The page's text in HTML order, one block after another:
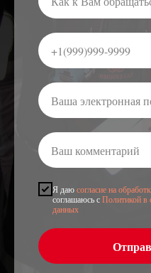
Я даюсогласие на
соглашаюсь сПолитикой в
данных